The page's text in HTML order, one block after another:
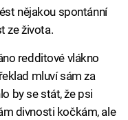
nějakou spontánní
ze života.
redditové vlákno
mluví sám za
by se stát, že psi
divnosti kočkám, ale